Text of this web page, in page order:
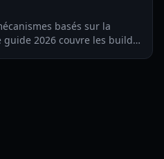
basés sur la
guide 2026 couvre les builds